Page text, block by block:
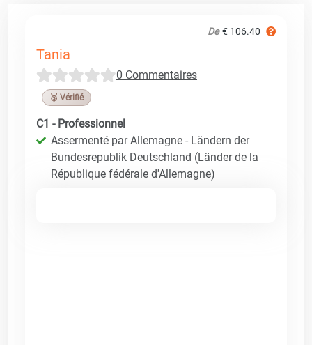
De € 106.40
Tania
0 Commentaires
🥉 Vérifié
C1 - Professionnel
Assermenté par Allemagne - Ländern der
Bundesrepublik Deutschland (Länder de la
République fédérale d'Allemagne)